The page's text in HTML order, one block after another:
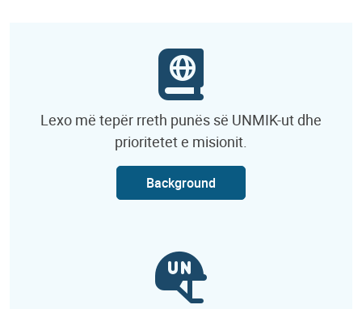
Lexo më tepër rreth punës së UNMIK-ut dhe
prioritetet e misionit.
Background